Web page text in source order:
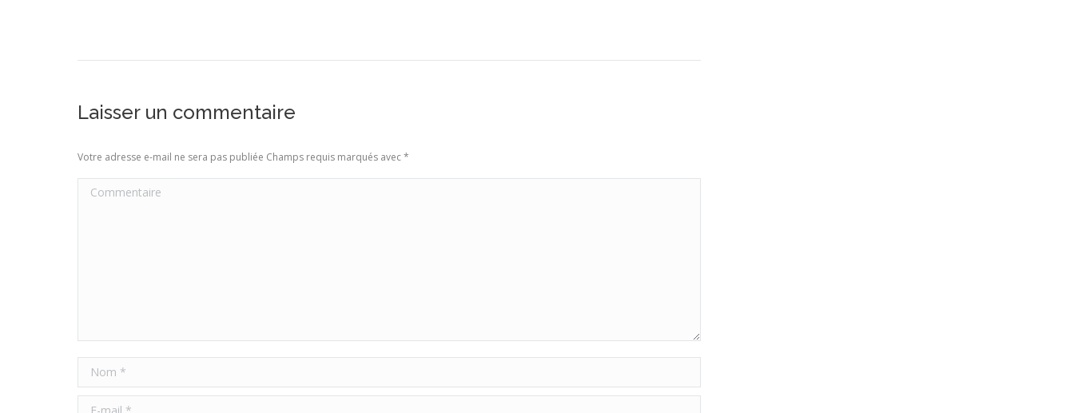
Laisser un commentaire
Votre adresse e-mail ne sera pas publiée Champs requis marqués avec*
Commentaire
Nom *
E-mail *